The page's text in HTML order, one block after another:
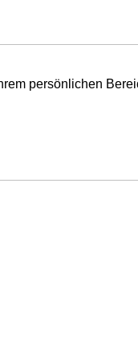
persönlichen